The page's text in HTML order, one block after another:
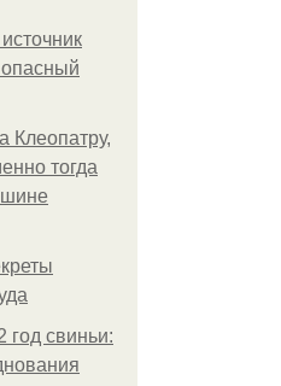
Клеопатру,
тогда
год свиньи: